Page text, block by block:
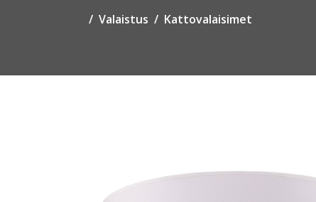
Valaistus Kattovalaisimet